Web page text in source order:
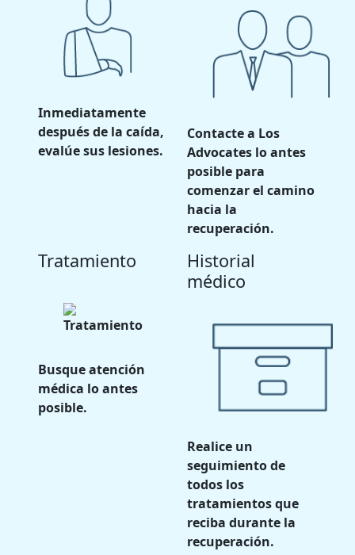
Inmediatamente
después de la caída,
evalúe sus lesiones.
Contacte a Los
Advocates lo antes
posible para
comenzar el camino
hacia la
recuperación.
Tratamiento
Busque atención
médica lo antes
posible.
Historial
médico
Realice un
seguimiento de
todos los
tratamientos que
reciba durante la
recuperación.